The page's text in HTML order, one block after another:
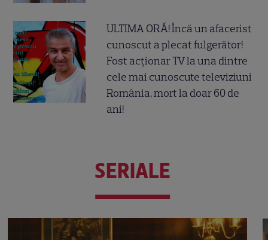
ULTIMA ORĂ! Încă un afacerist
cunoscut a plecat fulgerător!
Fost acționar TV la una dintre
cele mai cunoscute televiziuni
România, mort la doar 60 de
ani!
SERIALE